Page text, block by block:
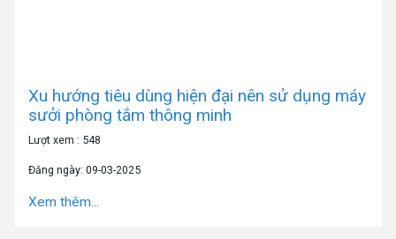
Xu hướng tiêu dùng hiện đại nên sử dụng máy
sưởi phòng tắm thông minh
Lượt xem : 548
Đăng ngày: 09-03-2025
Xem thêm...